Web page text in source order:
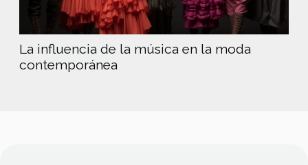
La influencia de la música en la moda
contemporánea